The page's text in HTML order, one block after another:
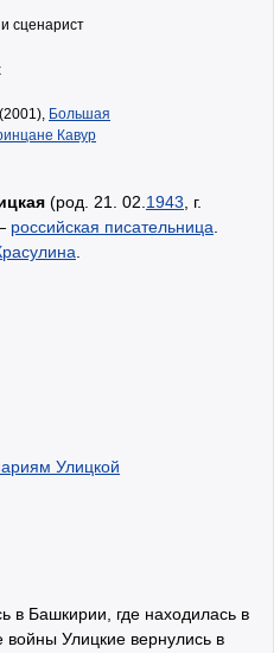
сценарист
(2001), Большая
Кавур
(род. 21. 02. 1943 , г.
российская писательница
Улицкой
в Башкирии, где находилась в
Улицкие вернулись в